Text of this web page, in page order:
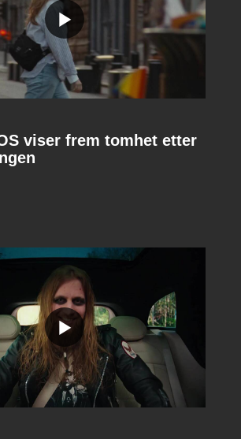
viser frem tomhet etter